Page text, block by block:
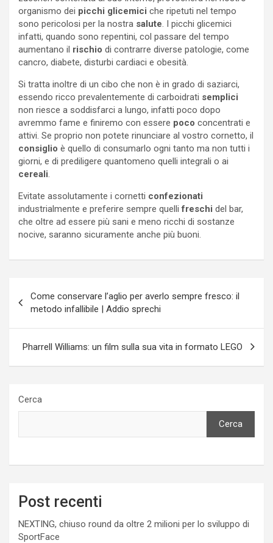
organismo dei picchi glicemici che ripetuti nel tempo
sono pericolosi per la nostra salute. I picchi glicemici
infatti, quando sono repentini, col passare del tempo
aumentano il rischio di contrarre diverse patologie, come
cancro, diabete, disturbi cardiaci e obesità.
Si tratta inoltre di un cibo che non è in grado di saziarci,
essendo ricco prevalentemente di carboidrati semplici
non riesce a soddisfarci a lungo, infatti poco dopo
avremmo fame e finiremo con essere poco concentrati e
attivi. Se proprio non potete rinunciare al vostro cornetto, il
consiglio è quello di consumarlo ogni tanto ma non tutti i
giorni, e di prediligere quantomeno quelli integrali o ai
cereali.
Evitate assolutamente i cornetti confezionati
industrialmente e preferire sempre quellifreschi del bar,
che oltre ad essere più sani e meno ricchi di sostanze
nocive, saranno sicuramente anche più buoni.
articoli
Come conservare l’aglio per averlo sempre fresco: il
metodo infallibile | Addio sprechi
Pharrell Williams: un film sulla sua vita in formato LEGO
Cerca
Cerca
Post recenti
NEXTING, chiuso round da oltre 2 milioni per lo sviluppo di
SportFace